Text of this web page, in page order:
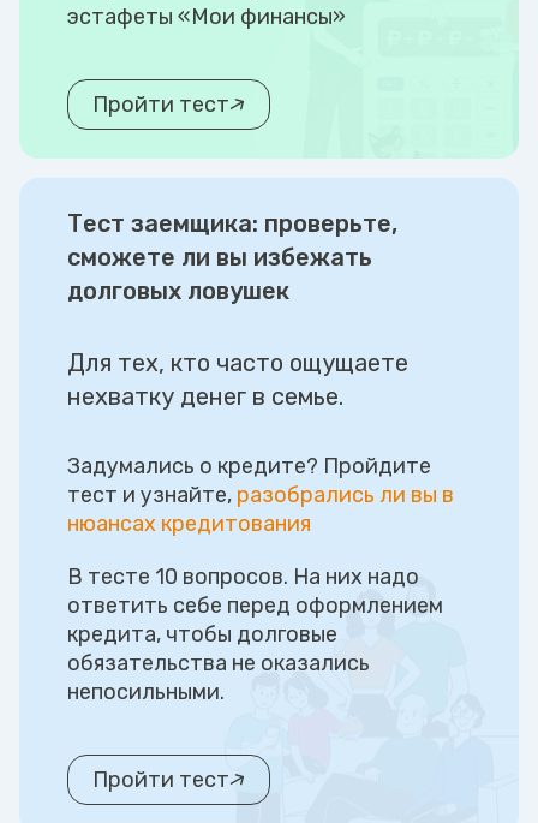
эстафеты «Мои финансы»
Пройти тест
Тест заемщика: проверьте,
сможете ли вы избежать
долговых ловушек
Для тех, кто часто ощущаете
нехватку денег в семье.
Задумались о кредите? Пройдите
тест и узнайте, разобрались ли вы в
нюансах кредитования
В тесте 10 вопросов. На них надо
ответить себе перед оформлением
кредита, чтобы долговые
обязательства не оказались
непосильными.
Пройти тест